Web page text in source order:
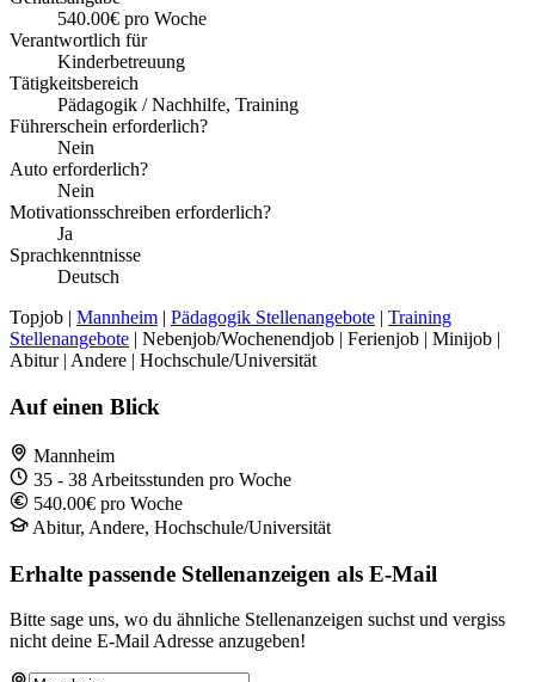
540.00€ pro Woche
Verantwortlich für
Kinderbetreuung
Tätigkeitsbereich
Pädagogik / Nachhilfe, Training
Führerschein erforderlich?
Nein
Auto erforderlich?
Nein
Motivationsschreiben erforderlich?
Ja
Sprachkenntnisse
Deutsch
Topjob | Mannheim | Pädagogik Stellenangebote | Training
Stellenangebote | Nebenjob/Wochenendjob | Ferienjob | Minijob |
Abitur | Andere | Hochschule/Universität
Auf einen Blick
Mannheim
35 - 38 Arbeitsstunden pro Woche
540.00€ pro Woche
Abitur, Andere, Hochschule/Universität
Erhalte passende Stellenanzeigen als E-Mail
Bitte sage uns, wo du ähnliche Stellenanzeigen suchst und vergiss
nicht deine E-Mail Adresse anzugeben!